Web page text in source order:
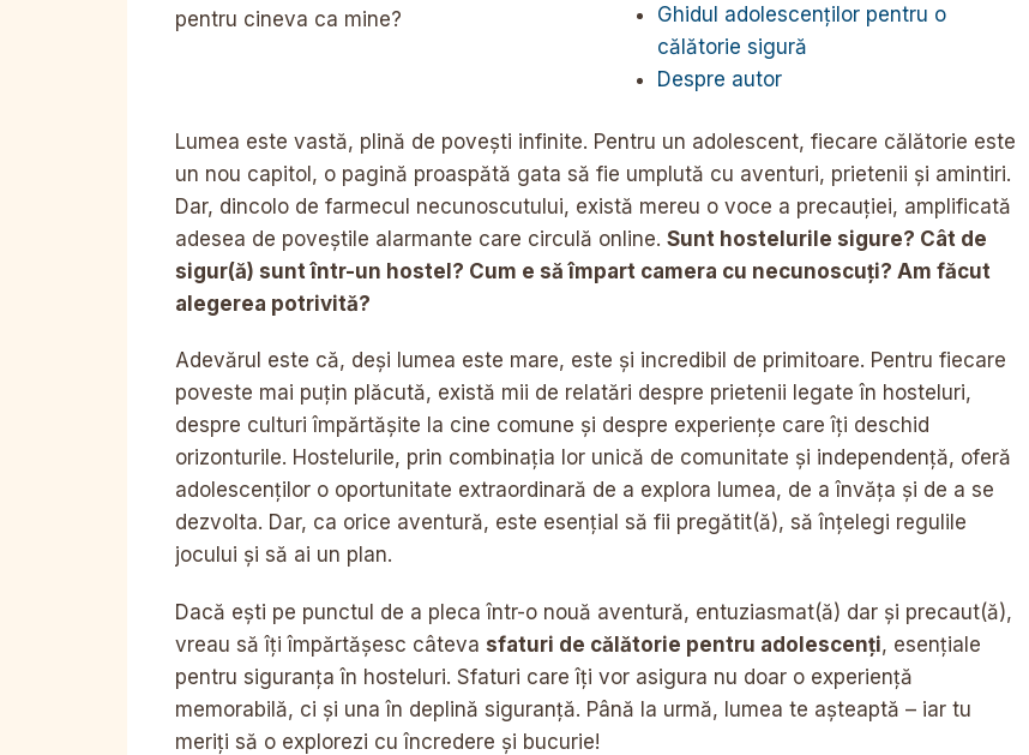
pentru cineva ca mine?
Ghidul adolescenților pentru o
călătorie sigură
Despre autor
Lumea este vastă, plină de povești infinite. Pentru un adolescent, fiecare călătorie este
un nou capitol, o pagină proaspătă gata să fie umplută cu aventuri, prietenii și amintiri.
Dar, dincolo de farmecul necunoscutului, există mereu o voce a precauției, amplificată
adesea de poveștile alarmante care circulă online. Sunt hostelurile sigure? Cât de
sigur(ă) sunt într-un hostel? Cum e să împart camera cu necunoscuți? Am făcut
alegerea potrivită?
Adevărul este că, deși lumea este mare, este și incredibil de primitoare. Pentru fiecare
poveste mai puțin plăcută, există mii de relatări despre prietenii legate în hosteluri,
despre culturi împărtășite la cine comune și despre experiențe care îți deschid
orizonturile. Hostelurile, prin combinația lor unică de comunitate și independență, oferă
adolescenților o oportunitate extraordinară de a explora lumea, de a învăța și de a se
dezvolta. Dar, ca orice aventură, este esențial să fii pregătit(ă), să înțelegi regulile
jocului și să ai un plan.
Dacă ești pe punctul de a pleca într-o nouă aventură, entuziasmat(ă) dar și precaut(ă),
vreau să îți împărtășesc câteva sfaturi de călătorie pentru adolescenți, esențiale
pentru siguranța în hosteluri. Sfaturi care îți vor asigura nu doar o experiență
memorabilă, ci și una în deplină siguranță. Până la urmă, lumea te așteaptă – iar tu
meriți să o explorezi cu încredere și bucurie!